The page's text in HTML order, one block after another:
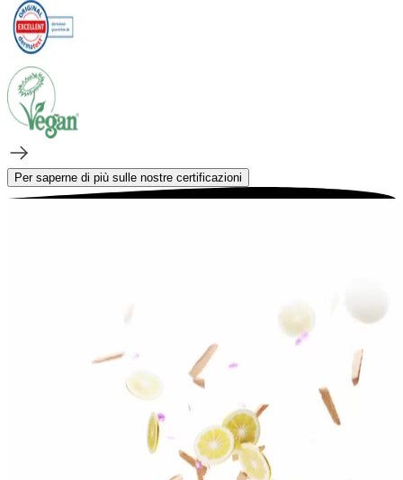
Per saperne di più sulle nostre certificazioni